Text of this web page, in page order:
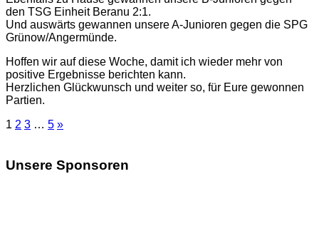
den TSG Einheit Beranu 2:1.
Und auswärts gewannen unsere A-Junioren gegen die SPG
Grünow/Angermünde.
Hoffen wir auf diese Woche, damit ich wieder mehr von
positive Ergebnisse berichten kann.
Herzlichen Glückwunsch und weiter so, für Eure gewonnen
Partien.
1 2 3 … 5 »
Unsere Sponsoren